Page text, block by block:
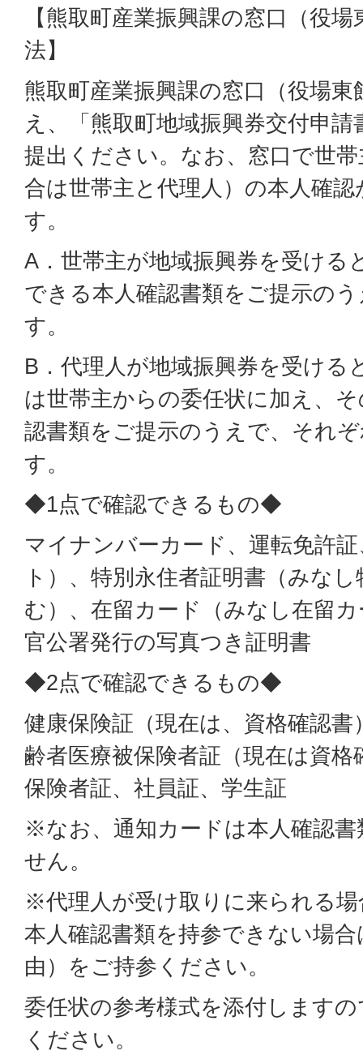
【熊取町産業振興課の窓口（役
法】
熊取町産業振興課の窓口（役場
え、「熊取町地域振興券交付申
提出ください。なお、窓口で世
合は世帯主と代理人）の本人確
す。
A．世帯主が地域振興券を受ける
できる本人確認書類をご提示の
す。
B．代理人が地域振興券を受ける
は世帯主からの委任状に加え、
認書類をご提示のうえで、それ
す。
◆1点で確認できるもの◆
マイナンバーカード、運転免許
ト）、特別永住者証明書（みな
む）、在留カード（みなし在留
官公署発行の写真つき証明書
◆2点で確認できるもの◆
健康保険証（現在は、資格確認書
齢者医療被保険者証（現在は資格
保険者証、社員証、学生証
※なお、通知カードは本人確認
せん。
※代理人が受け取りに来られる
本人確認書類を持参できない場
由）をご持参ください。
委任状の参考様式を添付します
ください。